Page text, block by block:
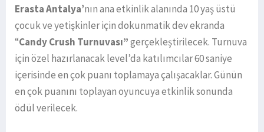
Erasta Antalya’nın ana etkinlik alanında 10 yaş üstü
çocuk ve yetişkinler için dokunmatik dev ekranda
“Candy Crush Turnuvası”gerçekleştirilecek. Turnuva
için özel hazırlanacak level’da katılımcılar 60 saniye
içerisinde en çok puanı toplamaya çalışacaklar. Günün
en çok puanını toplayan oyuncuya etkinlik sonunda
ödül verilecek.